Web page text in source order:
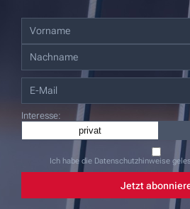
Interesse:
privat
Ich habe die Datenschutzhinweise
Jetzt